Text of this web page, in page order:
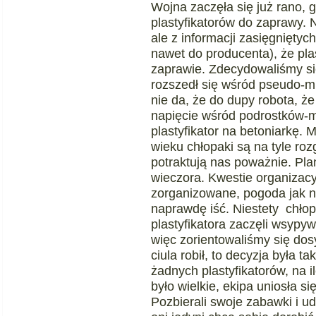
Wojna zaczęła się już rano,
plastyfikatorów do zaprawy.
ale z informacji
nawet do producenta), że
zaprawie. Zdecydowaliśmy
rozszedł się wśród pseudo-
nie da, że do dupy robota,
napięcie wśród podrostków-
plastyfikator na betoniarkę.
wieku chłopaki są na tyle
potraktują nas poważnie.
wieczora. Kwestie
zorganizowane, pogoda jak
naprawdę iść. Niestety
plastyfikatora zaczęli
więc zorientowaliśmy się
ciula robił, to decyzja była
żadnych plastyfikatorów, na
było wielkie, ekipa uniosła
Pozbierali swoje zabawki i